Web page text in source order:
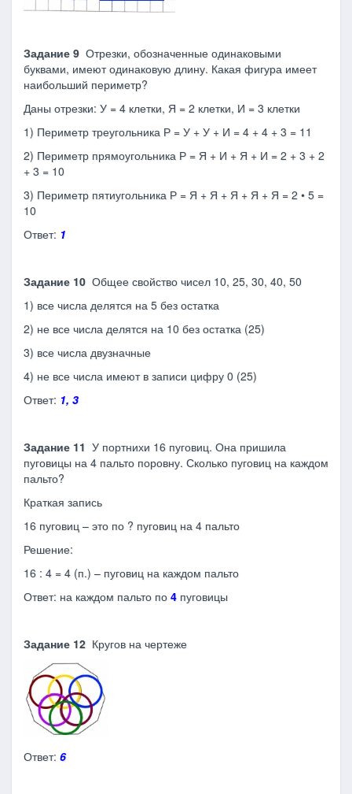
Задание 9 Отрезки, обозначенные одинаковыми
буквами, имеют одинаковую длину. Какая фигура имеет
наибольший пе­риметр?
Даны отрезки: У = 4 клетки, Я = 2 клетки, И = 3 клетки
1) Периметр треугольника Р = У + У + И = 4 + 4 + 3 = 11
2) Периметр прямоугольника Р = Я + И + Я + И = 2 + 3 + 2
+ 3 = 10
3) Периметр пятиугольника Р = Я + Я + Я + Я + Я = 2 • 5 =
10
Ответ: 1
Задание 10 Общее свойство чисел 10, 25, 30, 40, 50
1) все числа делятся на 5 без остатка
2) не все числа делятся на 10 без остатка (25)
3) все числа двузначные
4) не все числа имеют в записи цифру 0 (25)
Ответ: 1, 3
Задание 11 У портнихи 16 пуговиц. Она пришила
пуговицы на 4 пальто поровну. Сколько пуговиц на каждом
пальто?
Краткая запись
16 пуговиц – это по ? пуговиц на 4 пальто
Решение:
16 : 4 = 4 (п.) – пуговиц на каждом пальто
Ответ: на каждом пальто по 4 пуговицы
Задание 12 Кругов на чертеже
Ответ: 6